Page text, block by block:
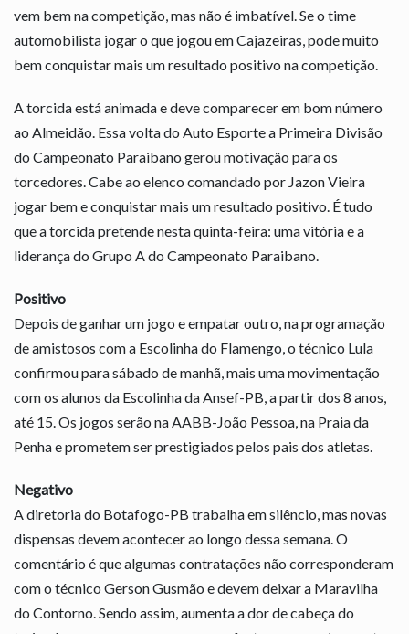
vem bem na competição, mas não é imbatível. Se o time
automobilista jogar o que jogou em Cajazeiras, pode muito
bem conquistar mais um resultado positivo na competição.
A torcida está animada e deve comparecer em bom número
ao Almeidão. Essa volta do Auto Esporte a Primeira Divisão
do Campeonato Paraibano gerou motivação para os
torcedores. Cabe ao elenco comandado por Jazon Vieira
jogar bem e conquistar mais um resultado positivo. É tudo
que a torcida pretende nesta quinta-feira: uma vitória e a
liderança do Grupo A do Campeonato Paraibano.
Positivo
Depois de ganhar um jogo e empatar outro, na programação
de amistosos com a Escolinha do Flamengo, o técnico Lula
confirmou para sábado de manhã, mais uma movimentação
com os alunos da Escolinha da Ansef-PB, a partir dos 8 anos,
até 15. Os jogos serão na AABB-João Pessoa, na Praia da
Penha e prometem ser prestigiados pelos pais dos atletas.
Negativo
A diretoria do Botafogo-PB trabalha em silêncio, mas novas
dispensas devem acontecer ao longo dessa semana. O
comentário é que algumas contratações não corresponderam
com o técnico Gerson Gusmão e devem deixar a Maravilha
do Contorno. Sendo assim, aumenta a dor de cabeça do